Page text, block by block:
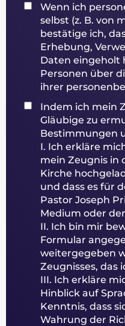
Wenn ich
selbst (z. B. von
bestätige ich,
Erhebung,
Daten eingeholt
Personen über
ihrer
Indem ich mein
Gläubige zu
Bestimmungen
I. Ich erkläre
mein Zeugnis in
Kirche
und dass es für
Pastor Joseph
Medium oder
II. Ich bin mir
Formular
weitergegeben
Zeugnisses, das
III. Ich erkläre
Hinblick auf
Kenntnis, dass
Wahrung der